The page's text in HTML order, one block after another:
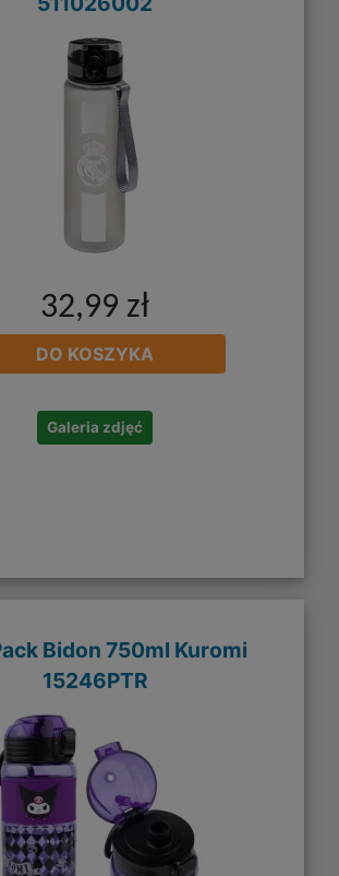
32,99 zł
DO KOSZYKA
Galeria zdjęć
Bidon 750ml Kuromi
15246PTR